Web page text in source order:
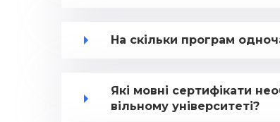
На скільки програм
Які мовні сертифікати
вільному університеті?